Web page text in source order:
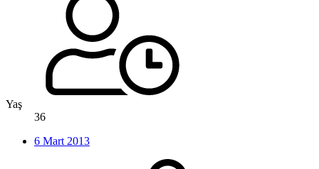
Yaş
36
6 Mart 2013